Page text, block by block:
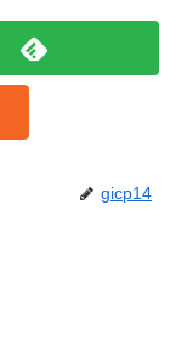
gicp14